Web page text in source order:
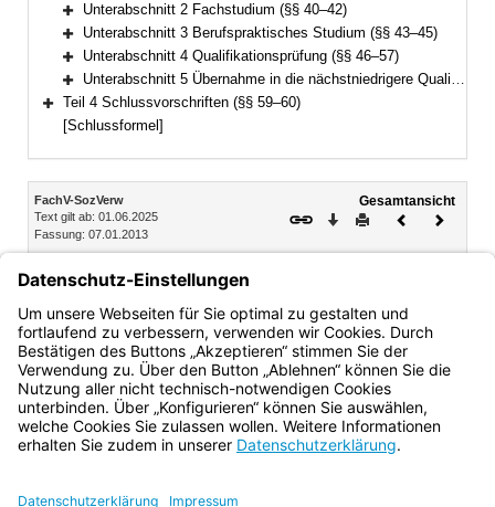
Bereich erweitern
Unterabschnitt 2 Fachstudium (§§ 40–42)
Bereich erweitern
Unterabschnitt 3 Berufspraktisches Studium (§§ 43–45)
Bereich erweitern
Unterabschnitt 4 Qualifikationsprüfung (§§ 46–57)
Bereich erweitern
Unterabschnitt 5 Übernahme in die nächstniedrigere Qualifikationsebene (§ 58)
Bereich erweitern
Teil 4 Schlussvorschriften (§§ 59–60)
[Schlussformel]
Inhalt
FachV-SozVerw
Text gilt ab: 01.06.2025
Fassung: 07.01.2013
Gesamtansicht
Download
DruckenVorheriges
Unterabschnitt 1 Allgemeine Bestimmungen
§ 38 Ziel, Aufbau und Dauer des Studiums
§ 39 Curricularer Rahmenlehrplan
Bayern.de
BayernPortal
Impressum